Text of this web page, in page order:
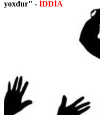
yoxdur" - İDDİA